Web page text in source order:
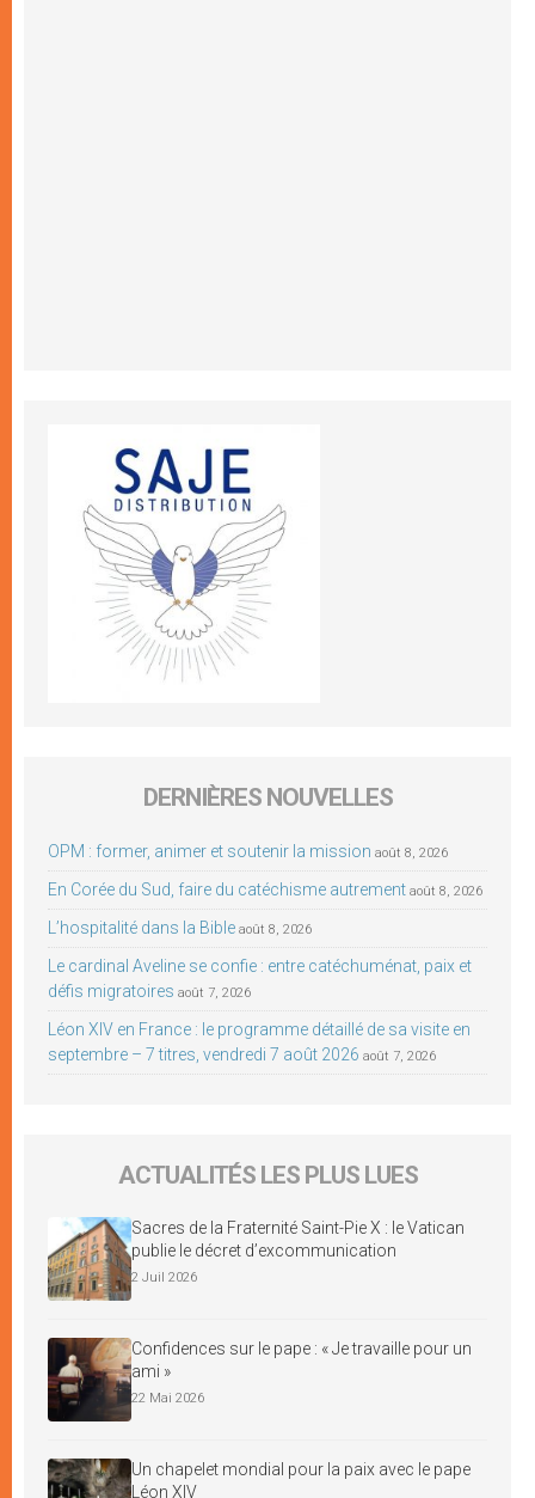
DERNIÈRES NOUVELLES
OPM : former, animer et soutenir la mission août 8, 2026
En Corée du Sud, faire du catéchisme autrement août 8, 2026
L’hospitalité dans la Bible août 8, 2026
Le cardinal Aveline se confie : entre catéchuménat, paix et
défis migratoires août 7, 2026
Léon XIV en France : le programme détaillé de sa visite en
septembre – 7 titres, vendredi 7 août 2026 août 7, 2026
ACTUALITÉS LES PLUS LUES
Sacres de la Fraternité Saint-Pie X : le Vatican
publie le décret d’excommunication
2 Juil 2026
Confidences sur le pape : « Je travaille pour un
ami »
22 Mai 2026
Un chapelet mondial pour la paix avec le pape
Léon XIV